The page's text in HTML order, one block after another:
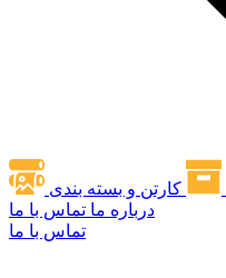
کارتن و بسته بندی
درباره ما تماس با ما
تماس با ما